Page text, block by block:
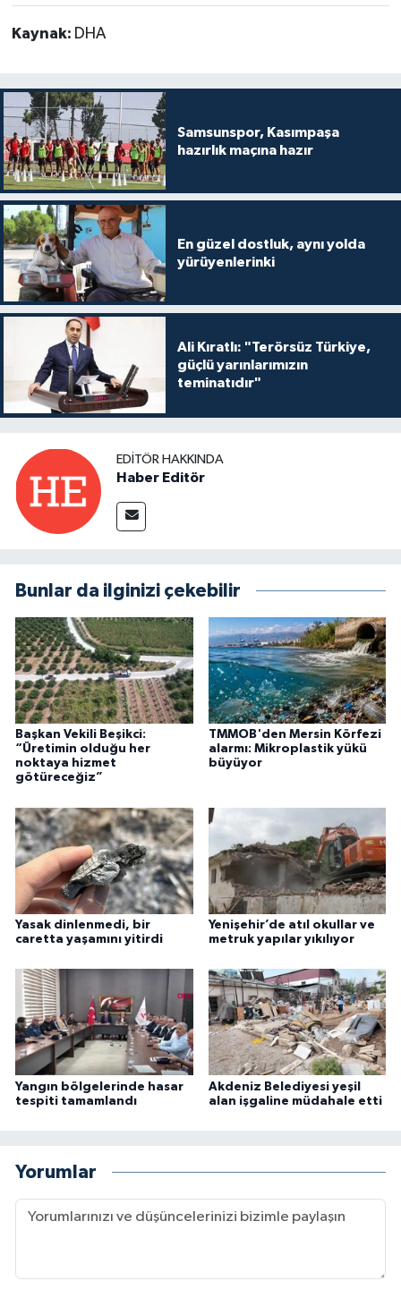
Kaynak: DHA
Samsunspor, Kasımpaşa
hazırlık maçına hazır
En güzel dostluk, aynı yolda
yürüyenlerinki
Ali Kıratlı: "Terörsüz Türkiye,
güçlü yarınlarımızın
teminatıdır"
EDITÖR HAKKINDA
Haber Editör
Bunlar da ilginizi çekebilir
Başkan Vekili Beşikci:
“Üretimin olduğu her
noktaya hizmet
götüreceğiz”
TMMOB'den Mersin Körfezi
alarmı: Mikroplastik yükü
büyüyor
Yasak dinlenmedi, bir
caretta yaşamını yitirdi
Yenişehir’de atıl okullar ve
metruk yapılar yıkılıyor
Yangın bölgelerinde hasar
tespiti tamamlandı
Akdeniz Belediyesi yeşil
alan işgaline müdahale etti
Yorumlar